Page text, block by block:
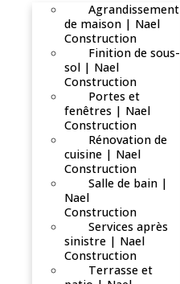
Agrandissement
de maison | Nael
Construction
Finition de sous-
sol | Nael
Construction
Portes et
fenêtres | Nael
Construction
Rénovation de
cuisine | Nael
Construction
Salle de bain |
Nael
Construction
Services après
sinistre | Nael
Construction
Terrasse et